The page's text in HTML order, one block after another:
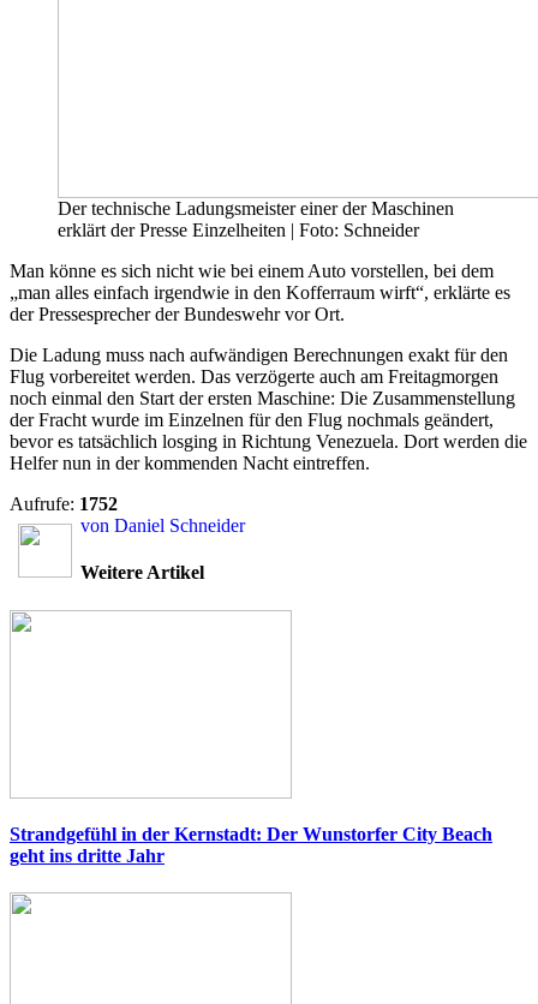
Der technische Ladungsmeister einer der Maschinen
erklärt der Presse Einzelheiten | Foto: Schneider
Man könne es sich nicht wie bei einem Auto vorstellen, bei dem
„man alles einfach irgendwie in den Kofferraum wirft“, erklärte es
der Pressesprecher der Bundeswehr vor Ort.
Die Ladung muss nach aufwändigen Berechnungen exakt für den
Flug vorbereitet werden. Das verzögerte auch am Freitagmorgen
noch einmal den Start der ersten Maschine: Die Zusammenstellung
der Fracht wurde im Einzelnen für den Flug nochmals geändert,
bevor es tatsächlich losging in Richtung Venezuela. Dort werden die
Helfer nun in der kommenden Nacht eintreffen.
Aufrufe: 1752
von Daniel Schneider
Weitere Artikel
Strandgefühl in der Kernstadt: Der Wunstorfer City Beach
geht ins dritte Jahr